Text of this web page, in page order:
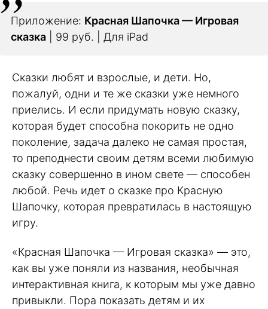
Приложение: Красная Шапочка — Игровая
сказка | 99 руб. | Для iPad
Сказки любят и взрослые, и дети. Но,
пожалуй, одни и те же сказки уже немного
приелись. И если придумать новую сказку,
которая будет способна покорить не одно
поколение, задача далеко не самая простая,
то преподнести своим детям всеми любимую
сказку совершенно в ином свете — способен
любой. Речь идет о сказке про Красную
Шапочку, которая превратилась в настоящую
игру.
«Красная Шапочка — Игровая сказка» — это,
как вы уже поняли из названия, необычная
интерактивная книга, к которым мы уже давно
привыкли. Пора показать детям и их